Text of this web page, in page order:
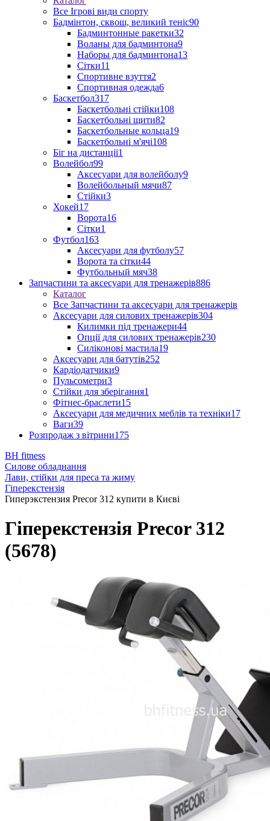
Все Ігрові види спорту
Бадмінтон, сквош, великий теніс90
Бадминтонные ракетки32
Воланы для бадминтона9
Наборы для бадминтона13
Сітки11
Спортивне взуття2
Спортивная одежда6
Баскетбол317
Баскетбольні стійки108
Баскетбольні щити82
Баскетбольные кольца19
Баскетбольні м'ячі108
Біг на дистанції1
Волейбол99
Аксесуари для волейболу9
Волейбольный мячи87
Стійки3
Хокей17
Ворота16
Сітки1
Футбол163
Аксесуари для футболу57
Ворота та сітки44
Футбольный мяч38
Запчастини та аксесуари для тренажерів886
Каталог
Все Запчастини та аксесуари для тренажерів
Аксесуари для силових тренажерів304
Килимки під тренажери44
Опції для силових тренажерів230
Силіконові мастила19
Аксесуари для батутів252
Кардіодатчики9
Пульсометри3
Стійки для зберігання1
Фітнес-браслети15
Аксесуари для медичних меблів та техніки17
Ваги39
Розпродаж з вітрини175
BH fitness
Силове обладнання
Лави, стійки для преса та жиму
Гіперекстензія
Гиперэкстензия Precor 312 купити в Києві
Гіперекстензія Precor 312
(5678)